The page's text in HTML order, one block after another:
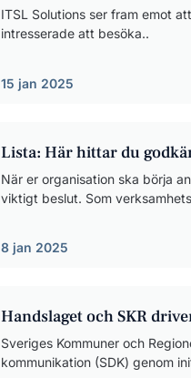
ITSL Solutions ser fram emot
intresserade att besöka..
15 jan 2025
Lista: Här hittar du
När er organisation ska börja
viktigt beslut. Som
8 jan 2025
Handslaget och SKR
Sveriges Kommuner och
kommunikation (SDK) genom